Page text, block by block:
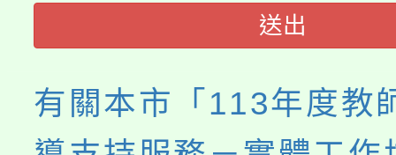
送出
有關本市「113年度教